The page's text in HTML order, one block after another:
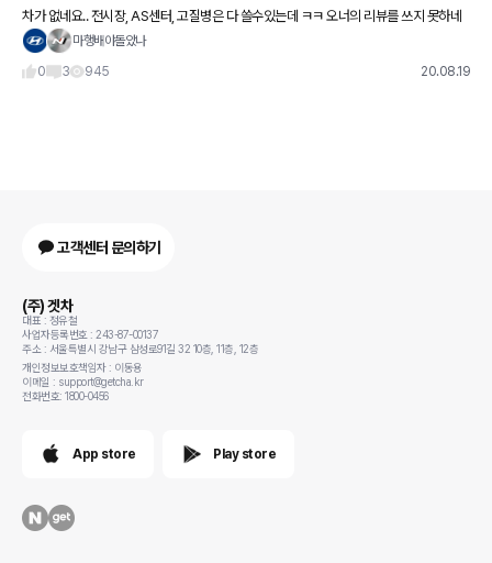
차가 없네요.. 전시장, AS센터, 고질병은 다 쓸수있는데 ㅋㅋ 오너의 리뷰를 쓰지 못하네
마행배야돌았나
0
3 945 20.08.19
고객센터 문의하기
(주) 겟차
대표 : 정유철
사업자등록번호 : 243-87-00137
주소 : 서울특별시 강남구 삼성로91길 32 10층, 11층, 12층
개인정보보호책임자 : 이동용
이메일 : support@getcha.kr
전화번호: 1800-0456
App store Play store